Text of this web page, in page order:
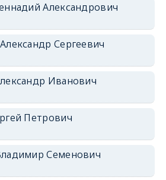
Александрович
Сергеевич
Иванович
Петрович
Семенович